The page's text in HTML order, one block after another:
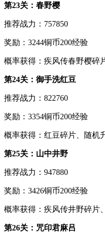
第23关：春野樱
推荐战力：757850
奖励：3244铜币200经验
概率获得：疾风传春野樱碎
第24关：御手洗红豆
推荐战力：822760
奖励：3354铜币200经验
概率获得：红豆碎片、随机
第25关：山中井野
推荐战力：947880
奖励：3426铜币200经验
概率获得：疾风传井野碎片
第26关：咒印君麻吕